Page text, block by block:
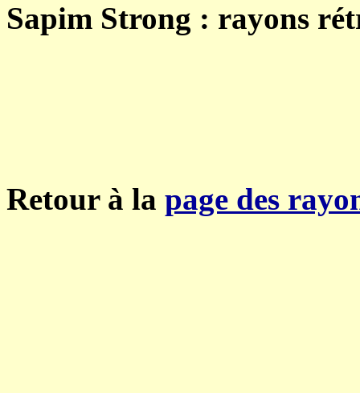
Sapim Strong : rayons
Retour à la page des